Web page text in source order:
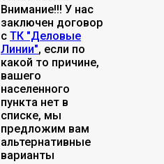
Внимание!!! У нас
заключен договор
с ТК "Деловые
Линии", если по
какой то причине,
вашего
населенного
пункта нет в
списке, мы
предложим вам
альтернативные
варианты